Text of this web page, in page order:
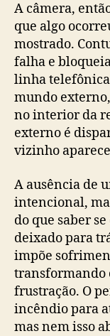
A câmera,
que algo
mostrado.
falha e
linha
mundo
no interior da
externo é
vizinho
A ausência de
intencional,
do que saber
deixado para
impõe
transformando
frustração. O
incêndio para
mas nem isso